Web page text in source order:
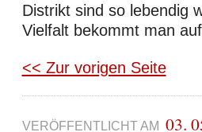
Distrikt sind so lebendig
Vielfalt bekommt man
<< Zur vorigen Seite
VERÖFFENTLICHT AM 03.